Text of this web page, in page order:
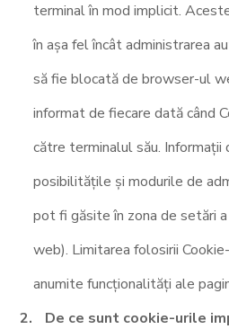
terminal în mod implicit.
în așa fel încât administrarea
să fie blocată de browser-ul
informat de fiecare dată când
către terminalul său.
posibilitățile și modurile de
pot fi găsite în zona de setări
web). Limitarea folosirii
anumite funcționalități ale
De ce sunt cookie-urile